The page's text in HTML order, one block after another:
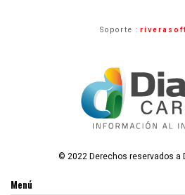
Soporte :
© 2022 Derechos reservados a
Menú